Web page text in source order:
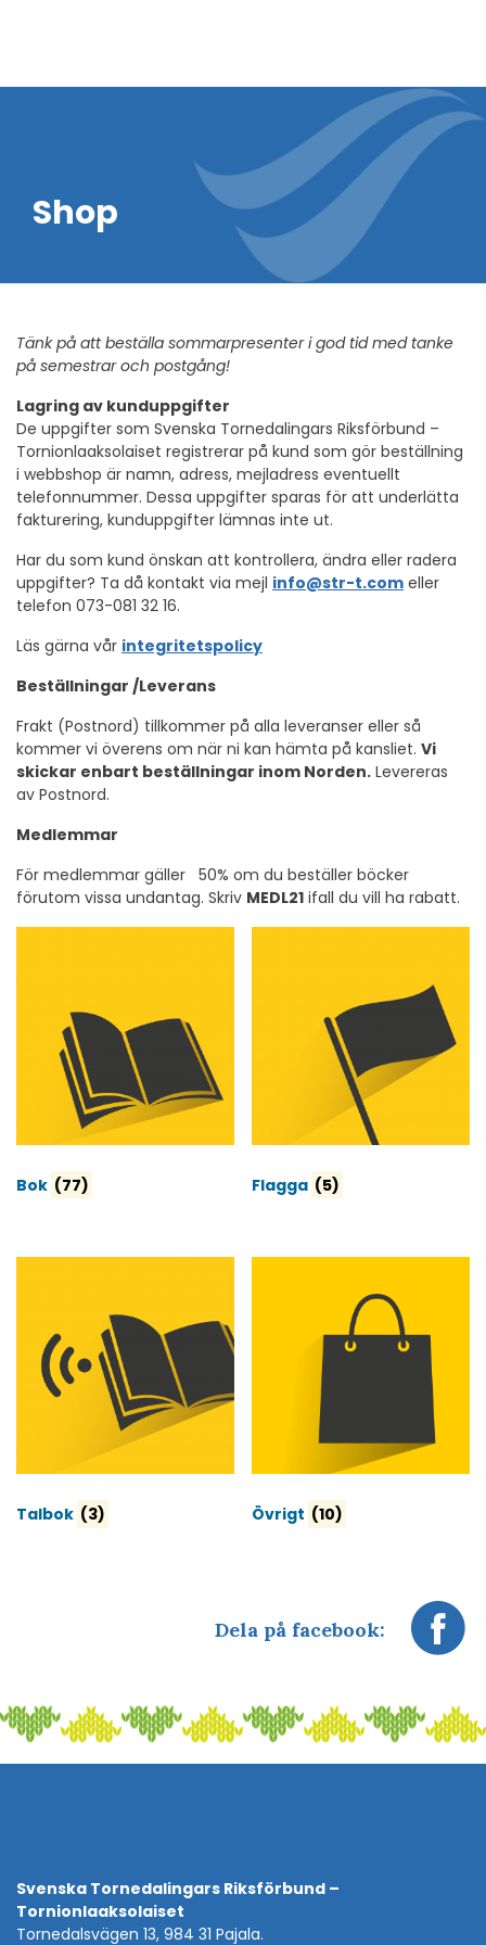
Shop
Tänk på att beställa sommarpresenter i god tid med tanke
på semestrar och postgång!
Lagring av kunduppgifter
De uppgifter som Svenska Tornedalingars Riksförbund –
Tornionlaaksolaiset registrerar på kund som gör beställning
i webbshop är namn, adress, mejladress eventuellt
telefonnummer. Dessa uppgifter sparas för att underlätta
fakturering, kunduppgifter lämnas inte ut.
Har du som kund önskan att kontrollera, ändra eller radera
uppgifter? Ta då kontakt via mejl info@str-t.com eller
telefon 073-081 32 16.
Läs gärna vår integritetspolicy
Beställningar /Leverans
Frakt (Postnord) tillkommer på alla leveranser eller så
kommer vi överens om när ni kan hämta på kansliet. Vi
skickar enbart beställningar inom Norden. Levereras
av Postnord.
Medlemmar
För medlemmar gäller 50% om du beställer böcker
förutom vissa undantag. Skriv MEDL21 ifall du vill ha rabatt.
Bok (77) Flagga (5)
Talbok (3) Övrigt (10)
Dela på facebook:
Svenska Tornedalingars Riksförbund –
Tornionlaaksolaiset
Tornedalsvägen 13, 984 31 Pajala.